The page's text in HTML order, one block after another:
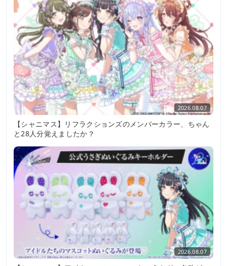
2026.08.07
【シャニマス】リフラクションズのメンバーカラー、ちゃん
と28人分覚えましたか？
2026.08.07